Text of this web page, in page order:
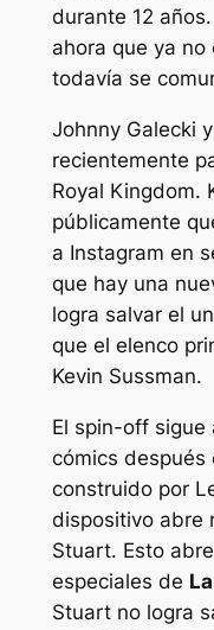
durante 12
ahora que ya
todavía se
Johnny Galecki
recientemente
Royal Kingdom.
públicamente
a Instagram en
que hay una
logra salvar el
que el elenco
Kevin Sussman.
El spin-off
cómics después
construido por
dispositivo abre
Stuart. Esto
especiales de
Stuart no logra